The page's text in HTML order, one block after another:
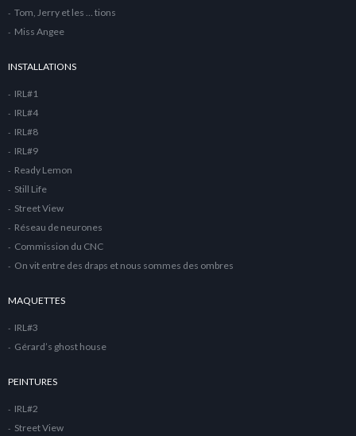
Tom, Jerry et les … tions
Miss Angee
INSTALLATIONS
IRL#1
IRL#4
IRL#8
IRL#9
Ready Lemon
Still Life
Street View
Réseau de neurones
Commission du CNC
On vit entre des draps et nous sommes des ombres
MAQUETTES
IRL#3
Gérard’s ghost house
PEINTURES
IRL#2
Street View